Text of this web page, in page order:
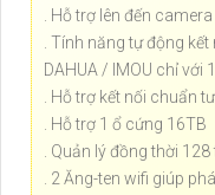
. Hỗ trợ lên đến camera
. Tính năng tự động
DAHUA / IMOU chỉ với
. Hỗ trợ kết nối chuẩn
. Hỗ trợ 1 ổ cứng 16TB
. Quản lý đồng thời
. 2 Ăng-ten wifi giúp